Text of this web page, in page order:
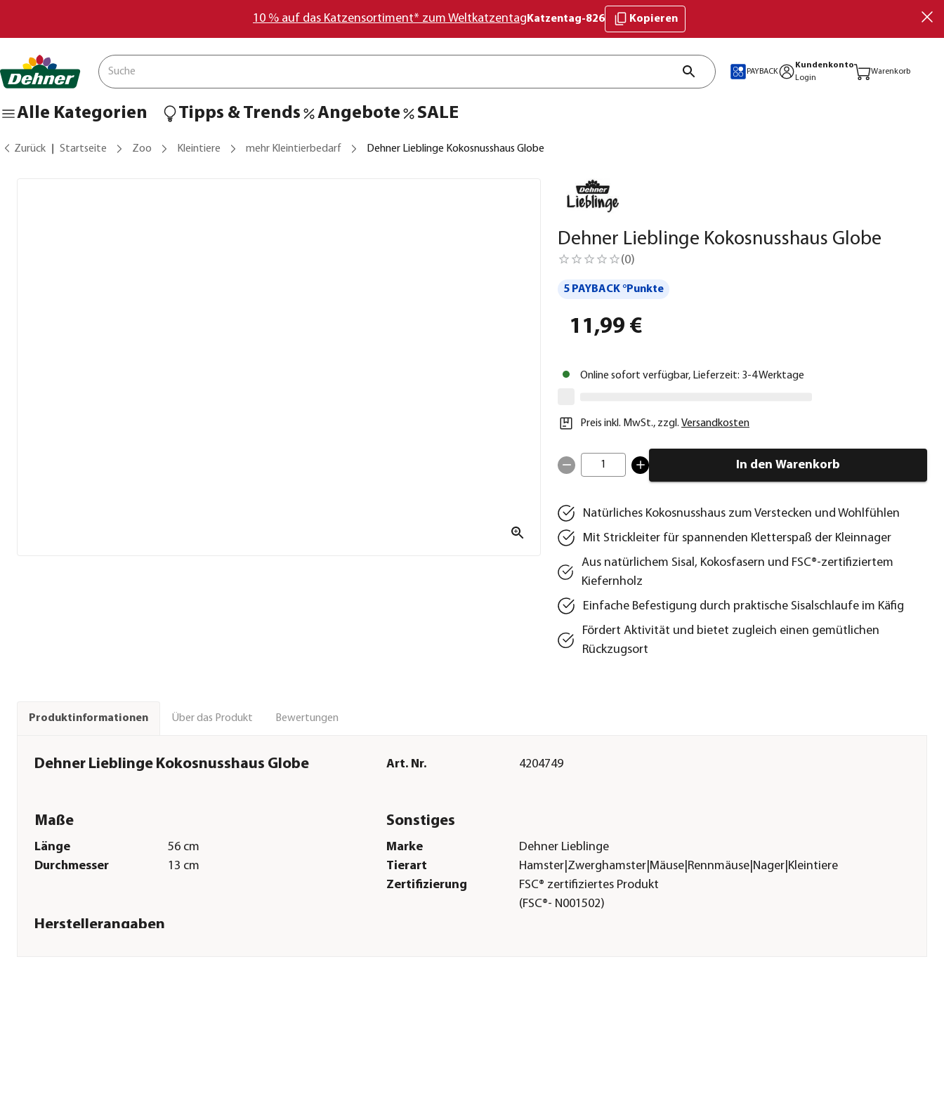
10 % auf das Katzensortiment* zum Weltkatzentag Katzentag-826 Kopieren
PAYBACK
Kundenkonto
Login
Warenkorb
Alle Kategorien Tipps & Trends Angebote SALE
Zurück Startseite Zoo Kleintiere mehr Kleintierbedarf Dehner Lieblinge Kokosnusshaus Globe
Dehner Lieblinge Kokosnusshaus Globe
(0)
5 PAYBACK °Punkte
11,99 €
Online sofort verfügbar, Lieferzeit: 3-4 Werktage
Preis inkl. MwSt., zzgl. Versandkosten
1 In den Warenkorb
Natürliches Kokosnusshaus zum Verstecken und Wohlfühlen
Mit Strickleiter für spannenden Kletterspaß der Kleinnager
Aus natürlichem Sisal, Kokosfasern und FSC®-zertifiziertem
Kiefernholz
Einfache Befestigung durch praktische Sisalschlaufe im Käfig
Fördert Aktivität und bietet zugleich einen gemütlichen
Rückzugsort
Produktinformationen Über das Produkt Bewertungen
Dehner Lieblinge Kokosnusshaus Globe Art. Nr. 4204749
Maße
Länge
56 cm
Durchmesser
13 cm
Sonstiges
Marke
Dehner Lieblinge
Tierart
Hamster|Zwerghamster|Mäuse|Rennmäuse|Nager|Kleintiere
Zertifizierung
FSC® zertifiziertes Produkt
(FSC®- N001502)
Herstellerangaben